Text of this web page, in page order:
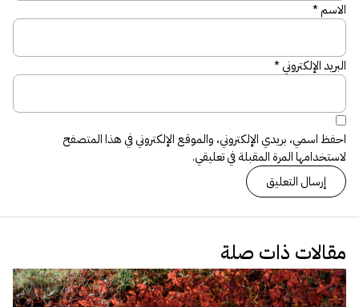
الاسم*
البريد الإلكتروني*
احفظ اسمي، بريدي الإلكتروني، والموقع الإلكتروني في هذا المتصفح
لاستخدامها المرة المقبلة في تعليقي.
مقالات ذات صلة